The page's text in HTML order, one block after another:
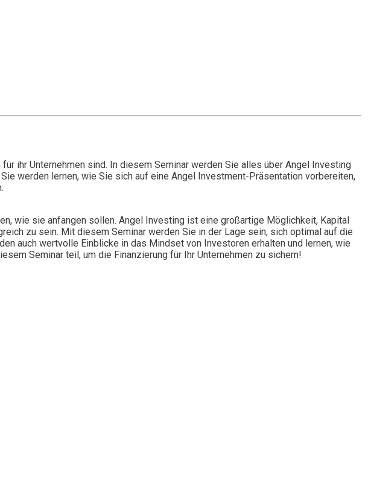
ihr Unternehmen sind. In diesem Seminar werden Sie alles über Angel Investing
werden lernen, wie Sie sich auf eine Angel Investment-Präsentation vorbereiten,
wie sie anfangen sollen. Angel Investing ist eine großartige Möglichkeit, Kapital
zu sein. Mit diesem Seminar werden Sie in der Lage sein, sich optimal auf die
auch wertvolle Einblicke in das Mindset von Investoren erhalten und lernen, wie
Seminar teil, um die Finanzierung für Ihr Unternehmen zu sichern!